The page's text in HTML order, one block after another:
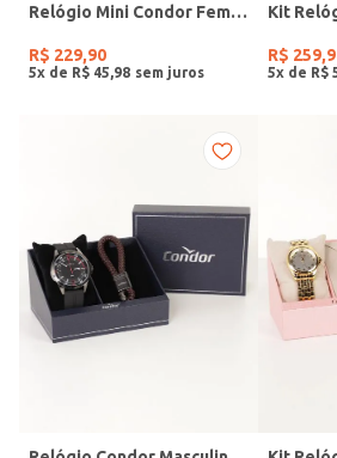
Relógio Mini Condor Feminino DOURADO
R$ 229,90
5x de R$ 45 98
R$ 259,
5x de R$